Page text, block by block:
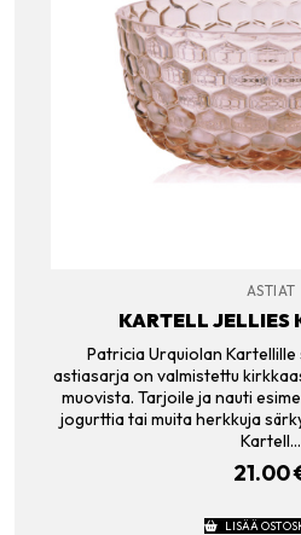
ASTIAT
KARTELL JELLIES
Patricia Urquiolan Kartellille
astiasarja on valmistettu
muovista. Tarjoile ja nauti
jogurttia tai muita herkkuja
Kartell…
21.00
LISÄÄ